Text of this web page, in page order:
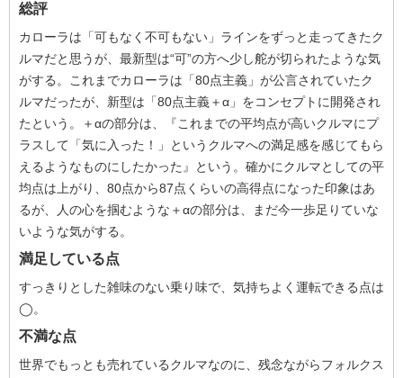
総評
カローラは「可もなく不可もない」ラインをずっと走ってきたク
ルマだと思うが、最新型は“可”の方へ少し舵が切られたような気
がする。これまでカローラは「80点主義」が公言されていたク
ルマだったが、新型は「80点主義＋α」をコンセプトに開発され
たという。＋αの部分は、『これまでの平均点が高いクルマにプ
ラスして「気に入った！」というクルマへの満足感を感じてもら
えるようなものにしたかった』という。確かにクルマとしての平
均点は上がり、80点から87点くらいの高得点になった印象はあ
るが、人の心を掴むような＋αの部分は、まだ今一歩足りていな
いような気がする。
満足している点
すっきりとした雑味のない乗り味で、気持ちよく運転できる点は
◯。
不満な点
世界でもっとも売れているクルマなのに、残念ながらフォルクス